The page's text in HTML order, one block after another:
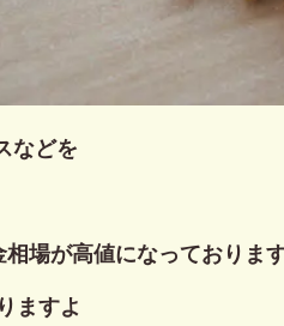
などを
場が高値になっておりま
ますよ